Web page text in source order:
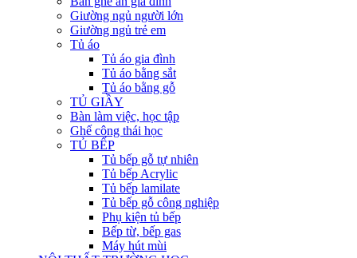
Giường ngủ người lớn
Giường ngủ trẻ em
Tủ áo
Tủ áo gia đình
Tủ áo bằng sắt
Tủ áo bằng gỗ
TỦ GIẦY
Bàn làm việc, học tập
Ghế công thái học
TỦ BẾP
Tủ bếp gỗ tự nhiên
Tủ bếp Acrylic
Tủ bếp lamilate
Tủ bếp gỗ công nghiệp
Phụ kiện tủ bếp
Bếp từ, bếp gas
Máy hút mùi